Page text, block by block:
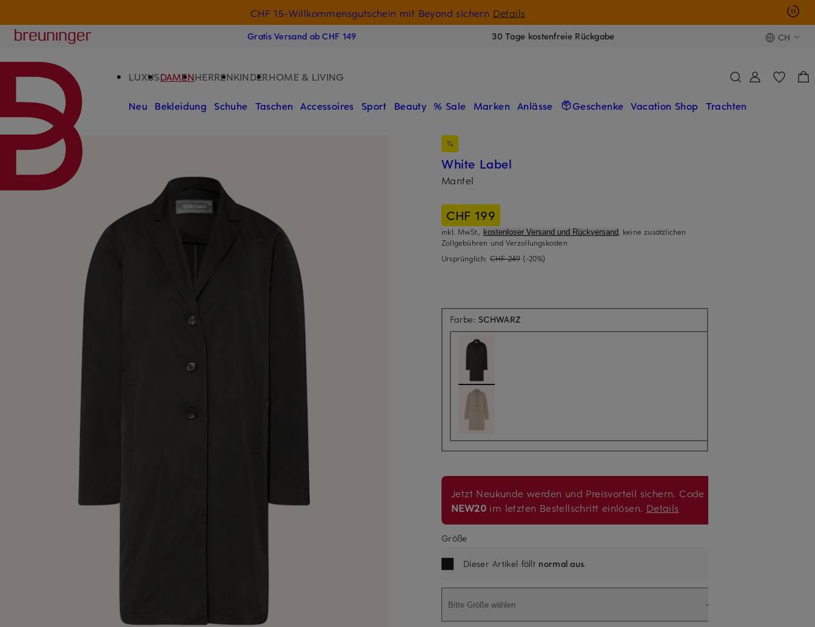
CHF 15-Willkommensgutschein mit Beyond sichern Details
Breuninger
Gratis Versand ab CHF 149 30 Tage kostenfreie Rückgabe CH
LUXUSDAMENHERRENKINDERHOME & LIVING
Neu Bekleidung Schuhe Taschen Accessoires Sport Beauty % Sale Marken Anlässe Geschenke Vacation Shop Trachten
White Label
Mantel
CHF 199
inkl. MwSt., kostenloser Versand und Rückversand, keine zusätzlichen
Zollgebühren und Verzollungskosten
Ursprünglich: CHF 249 (-20%)
Farbe: SCHWARZ
Jetzt Neukunde werden und Preisvorteil sichern. Code
NEW20 im letzten Bestellschritt einlösen. Details
Größe
Dieser Artikel fällt normal aus.
Bitte Größe wählen